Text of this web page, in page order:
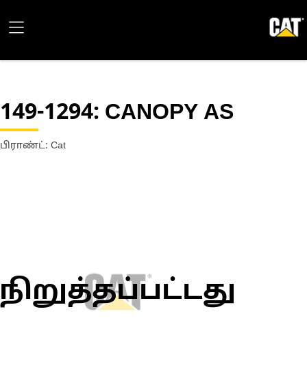
149-1294: CANOPY AS
பிராண்ட்: Cat
நிறுத்தப்பட்டது